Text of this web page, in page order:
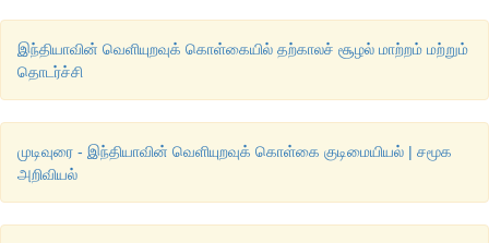
இந்தியாவின் வெளியுறவுக் கொள்கையில் தற்காலச் சூழல் மாற்றம் மற்றும்
தொடர்ச்சி
முடிவுரை - இந்தியாவின் வெளியுறவுக் கொள்கை குடிமையியல் | சமூக
அறிவியல்